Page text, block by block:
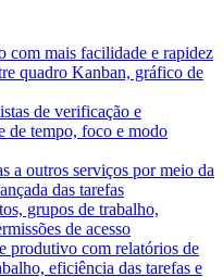
com mais facilidade e rapidez
quadro Kanban, gráfico de
de verificação e
de tempo, foco e modo
a outros serviços por meio da
das tarefas
grupos de trabalho,
de acesso
produtivo com relatórios de
eficiência das tarefas e